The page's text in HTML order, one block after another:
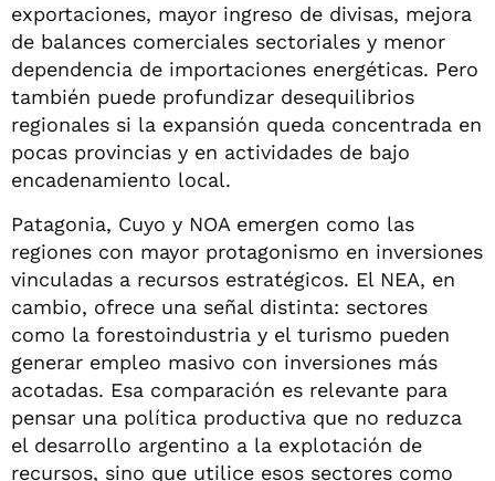
exportaciones, mayor ingreso de divisas, mejora
de balances comerciales sectoriales y menor
dependencia de importaciones energéticas. Pero
también puede profundizar desequilibrios
regionales si la expansión queda concentrada en
pocas provincias y en actividades de bajo
encadenamiento local.
Patagonia, Cuyo y NOA emergen como las
regiones con mayor protagonismo en inversiones
vinculadas a recursos estratégicos. El NEA, en
cambio, ofrece una señal distinta: sectores
como la forestoindustria y el turismo pueden
generar empleo masivo con inversiones más
acotadas. Esa comparación es relevante para
pensar una política productiva que no reduzca
el desarrollo argentino a la explotación de
recursos, sino que utilice esos sectores como